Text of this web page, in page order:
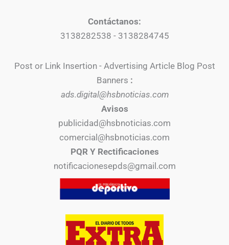
Contáctanos:
3138282538 - 3138284745
Post or Link Insertion - Advertising Article Blog Post
Banners :
ads.digital@hsbnoticias.com
Avisos
publicidad@hsbnoticias.com
comercial@hsbnoticias.com
PQR Y Rectificaciones
notificacionesepds@gmail.com